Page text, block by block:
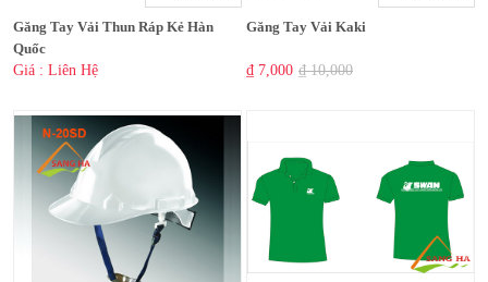
Găng Tay Vải Thun Ráp Kẻ Hàn
Quốc
Giá : Liên Hệ
Găng Tay Vải Kaki
₫ 7,000 ₫ 10,000